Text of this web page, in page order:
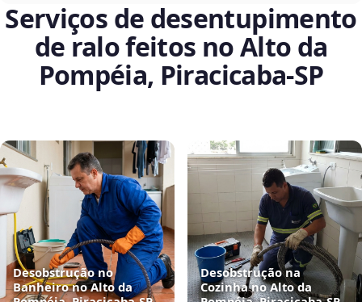
Serviços de desentupimento
de ralo feitos no Alto da
Pompéia, Piracicaba‑SP
Desobstrução no
Banheiro no Alto da
Desobstrução na
Cozinha no Alto da